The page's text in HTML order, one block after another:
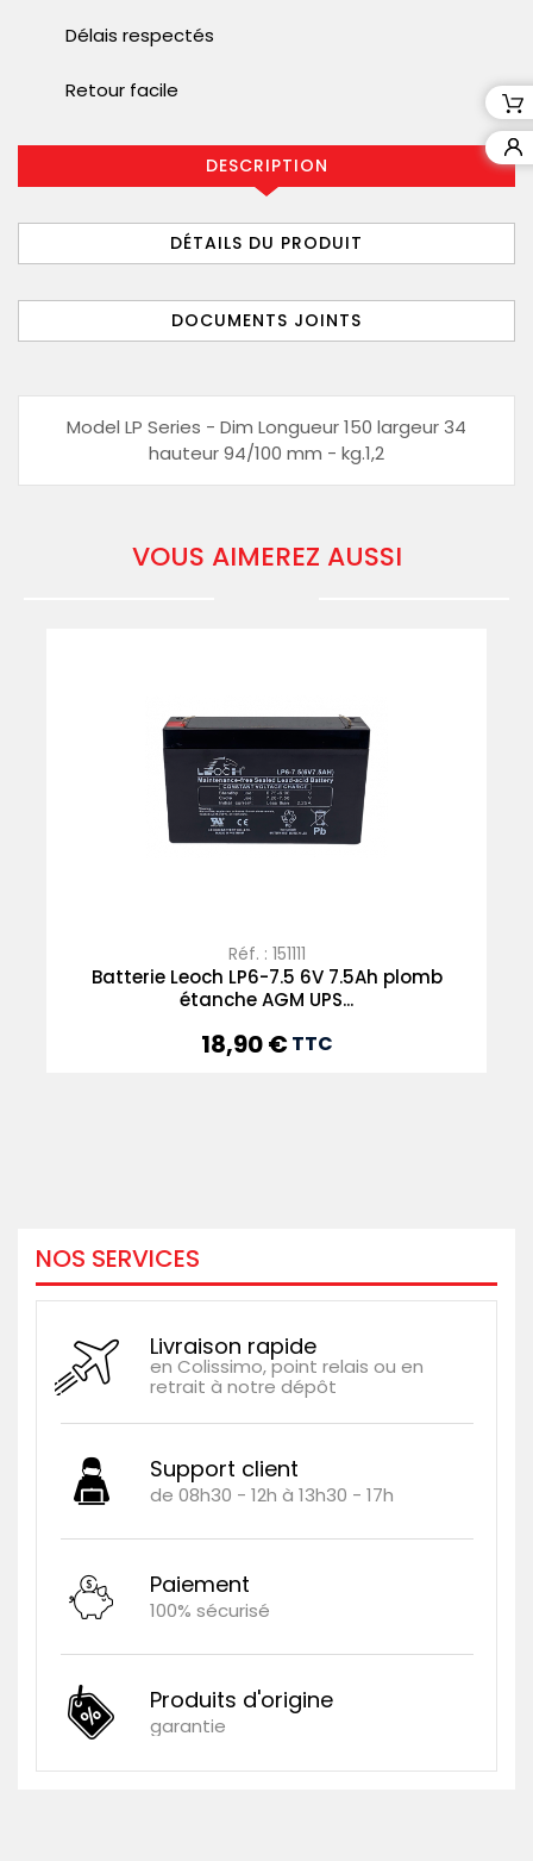
Délais respectés
Retour facile
DESCRIPTION
DÉTAILS DU PRODUIT
DOCUMENTS JOINTS
Model LP Series - Dim Longueur 150 largeur 34
hauteur 94/100 mm - kg.1,2
VOUS AIMEREZ AUSSI
Réf. : 151111
Batterie Leoch LP6-7.5 6V 7.5Ah plomb
étanche AGM UPS...
Prix
18,90 €TTC
NOS SERVICES
Livraison rapide
en Colissimo, point relais ou en
retrait à notre dépôt
Support client
de 08h30 - 12h à 13h30 - 17h
Paiement
100% sécurisé
Produits d'origine
garantie